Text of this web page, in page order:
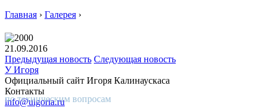
Главная › Галерея ›
21.09.2016
Предыдущая новость Следующая новость
У Игоря
Официальный сайт Игоря Калинаускаса
Контакты
info@uigoria.ru
по техническим вопросам